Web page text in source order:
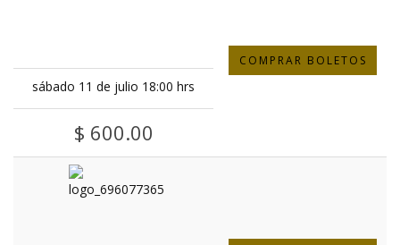
sábado 11 de julio 18:00 hrs
$ 600.00
COMPRAR BOLETOS